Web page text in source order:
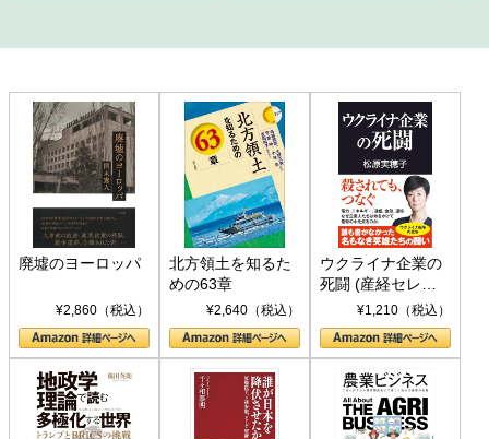
廃墟のヨーロッパ
¥2,860（税込）
北方領土を知るた
めの63章
¥2,640（税込）
ウクライナ企業の
死闘 (産経セレク
ト S 039)¥1,210（税込）